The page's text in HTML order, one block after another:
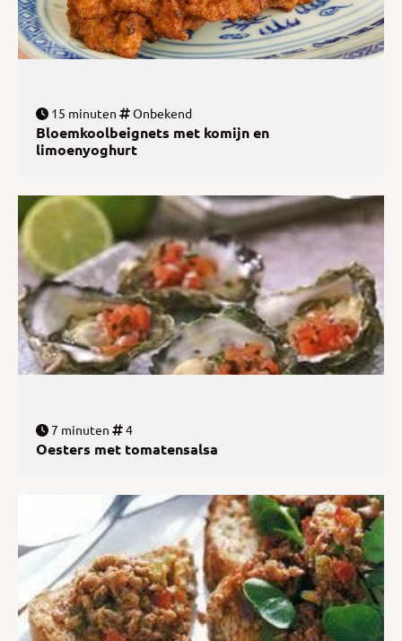
15 minuten Onbekend
Bloemkoolbeignets met komijn en
limoenyoghurt
7 minuten 4
Oesters met tomatensalsa